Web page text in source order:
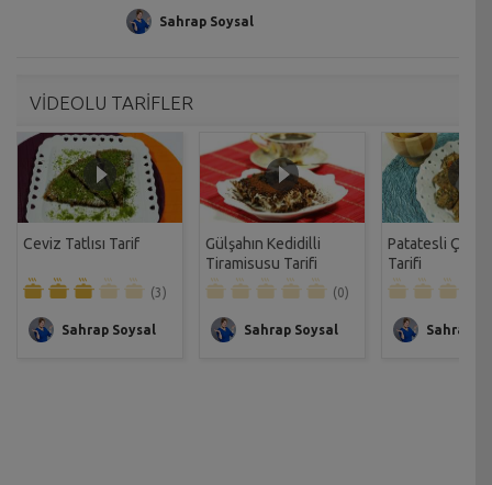
Sahrap Soysal
VİDEOLU TARİFLER
Ceviz Tatlısı Tarif
(3)
Sahrap Soysal
Gülşahın Kedidilli
Tiramisusu Tarifi
(0)
Sahrap Soysal
Patatesli Çıtır
Tarifi
Sahrap